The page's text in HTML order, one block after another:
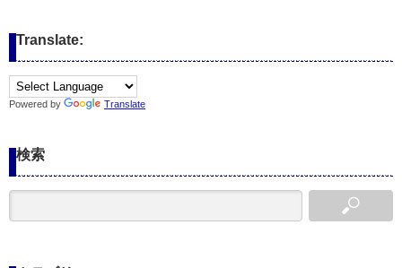
Translate:
Powered by Translate
検索